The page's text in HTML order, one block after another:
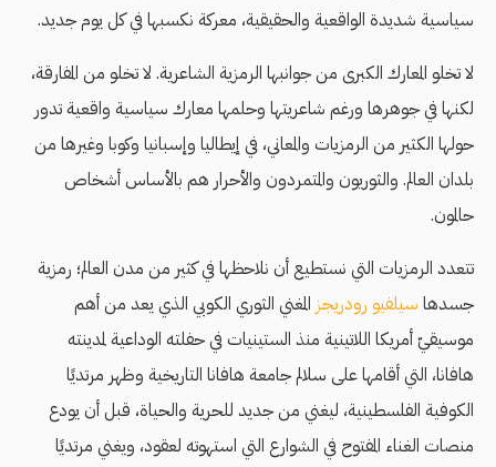
سياسية شديدة الواقعية والحقيقية، معركة نكسبها في كل يوم جديد.
لا تخلو المعارك الكبرى من جوانبها الرمزية الشاعرية. لا تخلو من المفارقة،
لكنها في جوهرها ورغم شاعريتها وحلمها معارك سياسية واقعية تدور
حولها الكثير من الرمزيات والمعاني، في إيطاليا وإسبانيا وكوبا وغيرها من
بلدان العالم. والثوريون والمتمردون والأحرار هم بالأساس أشخاص
حالمون.
تتعدد الرمزيات التي نستطيع أن نلاحظها في كثير من مدن العالم؛ رمزية
جسدها سيلفيو رودريجز المغني الثوري الكوبي الذي يعد من أهم
موسيقيّ أمريكا اللاتينية منذ الستينيات في حفلته الوداعية لمدينته
هافانا، التي أقامها على سلالم جامعة هافانا التاريخية وظهر مرتديًا
الكوفية الفلسطينية، ليغني من جديد للحرية والحياة، قبل أن يودع
منصات الغناء المفتوح في الشوارع التي استهوته لعقود، ويغني مرتديًا